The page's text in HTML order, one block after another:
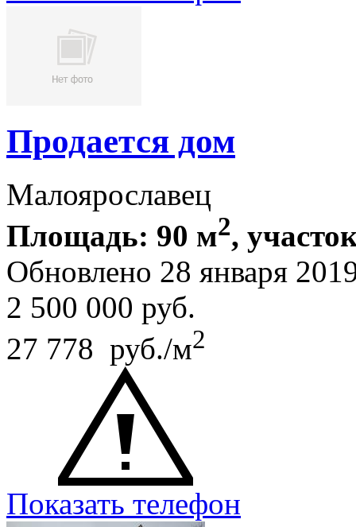
Продается дом
Малоярославец
Площадь: 90 м2,
Обновлено 28 января
2 500 000 руб.
27 778 руб./м2
Показать телефон